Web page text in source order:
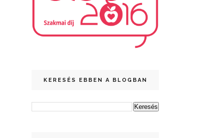
KERESÉS EBBEN A BLOGBAN